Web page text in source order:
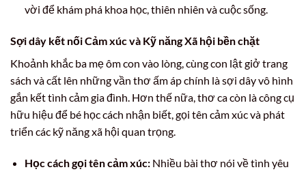
vời để khám phá khoa học, thiên nhiên và cuộc sống.
Sợi dây kết nối Cảm xúc và Kỹ năng Xã hội bền chặt
Khoảnh khắc ba mẹ ôm con vào lòng, cùng con lật giở trang
sách và cất lên những vần thơ ấm áp chính là sợi dây vô hình
gắn kết tình cảm gia đình. Hơn thế nữa, thơ ca còn là công cụ
hữu hiệu để bé học cách nhận biết, gọi tên cảm xúc và phát
triển các kỹ năng xã hội quan trọng.
Học cách gọi tên cảm xúc:Nhiều bài thơ nói về tình yêu